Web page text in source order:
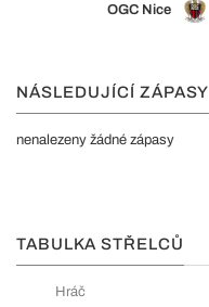
OGC Nice
NÁSLEDUJÍCÍ ZÁPASY
nenalezeny žádné zápasy
TABULKA STŘELCŮ
Hráč